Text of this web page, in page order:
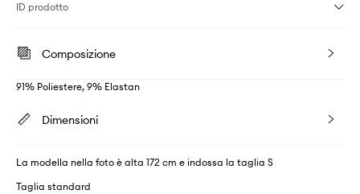
ID prodotto
Composizione
91% Poliestere, 9% Elastan
Dimensioni
La modella nella foto è alta 172 cm e indossa la taglia S
Taglia standard